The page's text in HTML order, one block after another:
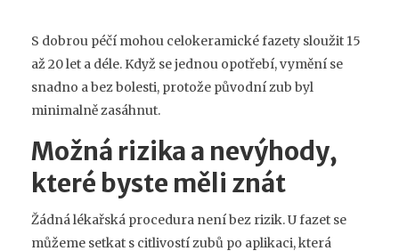
S dobrou péčí mohou celokeramické fazety sloužit 15
až 20 let a déle. Když se jednou opotřebí, vymění se
snadno a bez bolesti, protože původní zub byl
minimalně zasáhnut.
Možná rizika a nevýhody,
které byste měli znát
Žádná lékařská procedura není bez rizik. U fazet se
můžeme setkat s citlivostí zubů po aplikaci, která